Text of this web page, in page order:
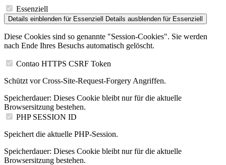
Essenziell
Details einblenden für Essenziell Details ausblenden für Essenziell
Diese Cookies sind so genannte "Session-Cookies". Sie werden
nach Ende Ihres Besuchs automatisch gelöscht.
Contao HTTPS CSRF Token
Schützt vor Cross-Site-Request-Forgery Angriffen.
Speicherdauer: Dieses Cookie bleibt nur für die aktuelle
Browsersitzung bestehen.
PHP SESSION ID
Speichert die aktuelle PHP-Session.
Speicherdauer: Dieses Cookie bleibt nur für die aktuelle
Browsersitzung bestehen.